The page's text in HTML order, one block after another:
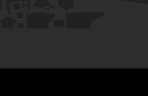
funktioner för sociala
annan information från